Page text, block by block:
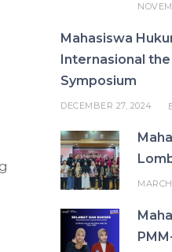
Mahasiswa
Internasional
Symposium
DECEMBER 27, 2024